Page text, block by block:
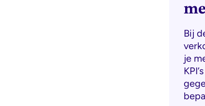
Bij
je